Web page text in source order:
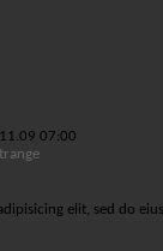
07:00
elit, sed do